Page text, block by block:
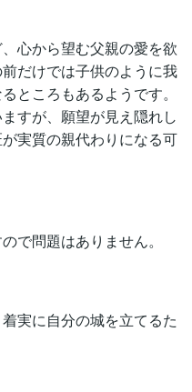
心から望む父親の愛を欲
だけでは子供のように我
ところもあるようです。
すが、願望が見え隠れし
実質の親代わりになる可
で問題はありません。
実に自分の城を立てるた